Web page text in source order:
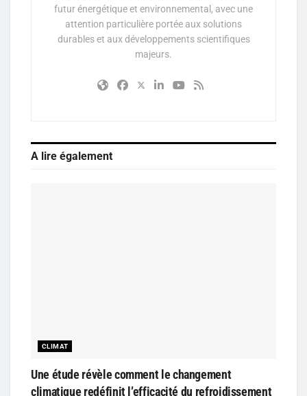
futur énergétique et environnemental, avec une
attention particulière portée aux solutions
durables et aux développements scientifiques
majeurs.
A lire également
CLIMAT
Une étude révèle comment le changement
climatique redéfinit l’efficacité du refroidissement